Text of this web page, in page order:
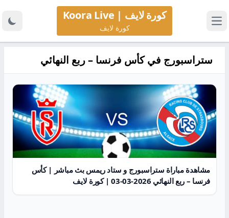
كورة لايف | Koora Live
كورة لايف
ستراسبورج في كأس فرنسا – ربع النهائي
مشاهدة مباراة ستراسبورج و ستاد ريمس بث مباشر | كأس
فرنسا – ربع النهائي 2026-03-03 | كورة لايف